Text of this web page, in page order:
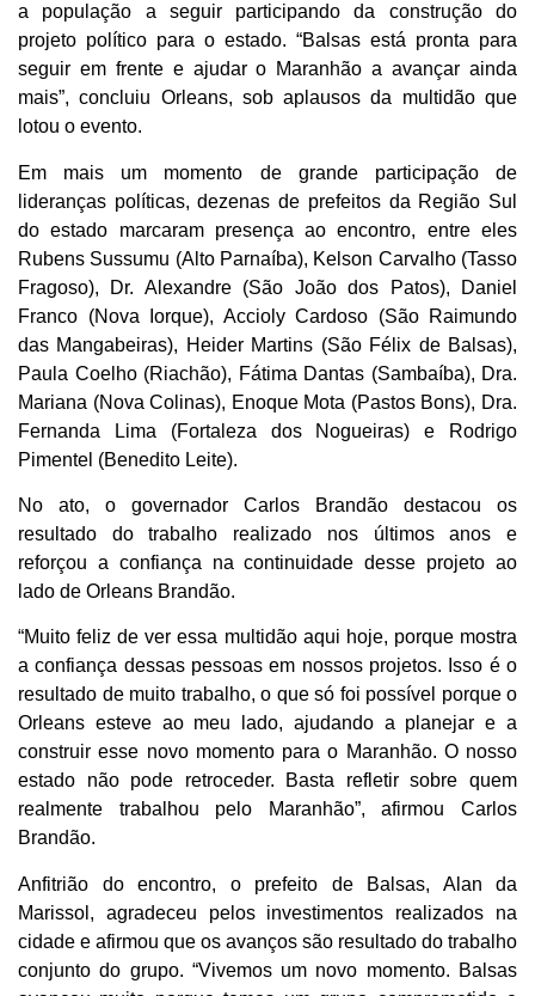
a população a seguir participando da construção do
projeto político para o estado. “Balsas está pronta para
seguir em frente e ajudar o Maranhão a avançar ainda
mais”, concluiu Orleans, sob aplausos da multidão que
lotou o evento.
Em mais um momento de grande participação de
lideranças políticas, dezenas de prefeitos da Região Sul
do estado marcaram presença ao encontro, entre eles
Rubens Sussumu (Alto Parnaíba), Kelson Carvalho (Tasso
Fragoso), Dr. Alexandre (São João dos Patos), Daniel
Franco (Nova Iorque), Accioly Cardoso (São Raimundo
das Mangabeiras), Heider Martins (São Félix de Balsas),
Paula Coelho (Riachão), Fátima Dantas (Sambaíba), Dra.
Mariana (Nova Colinas), Enoque Mota (Pastos Bons), Dra.
Fernanda Lima (Fortaleza dos Nogueiras) e Rodrigo
Pimentel (Benedito Leite).
No ato, o governador Carlos Brandão destacou os
resultado do trabalho realizado nos últimos anos e
reforçou a confiança na continuidade desse projeto ao
lado de Orleans Brandão.
“Muito feliz de ver essa multidão aqui hoje, porque mostra
a confiança dessas pessoas em nossos projetos. Isso é o
resultado de muito trabalho, o que só foi possível porque o
Orleans esteve ao meu lado, ajudando a planejar e a
construir esse novo momento para o Maranhão. O nosso
estado não pode retroceder. Basta refletir sobre quem
realmente trabalhou pelo Maranhão”, afirmou Carlos
Brandão.
Anfitrião do encontro, o prefeito de Balsas, Alan da
Marissol, agradeceu pelos investimentos realizados na
cidade e afirmou que os avanços são resultado do trabalho
conjunto do grupo. “Vivemos um novo momento. Balsas